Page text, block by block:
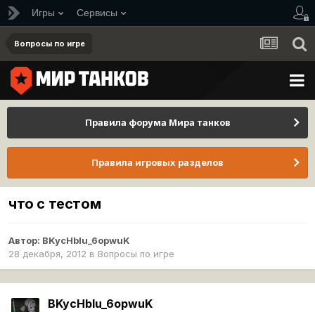
Игры Сервисы
Вопросы по игре
Правила форума Мира танков
Правила игровых разделов
что с тестом
Автор: BKycHbIu_6opwuK
28 декабря, 2012 в Вопросы по игре
BKycHbIu_6opwuK